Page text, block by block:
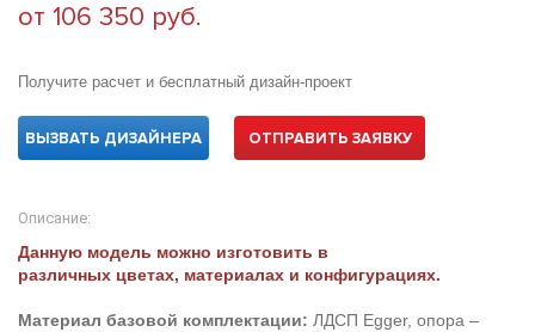
от 106 350 руб.
Получите расчет и бесплатный дизайн-проект
ВЫЗВАТЬ ДИЗАЙНЕРА ОТПРАВИТЬ ЗАЯВКУ
Описание:
Данную модель можно изготовить в
различных цветах, материалах и конфигурациях.
Материал базовой комплектации: ЛДСП Egger, опора –